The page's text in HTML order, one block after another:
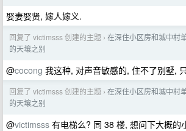
娶妻娶贤, 嫁人嫁义.
回复了 victimsss 创建的主题 › 在深住小区房和城中村
的天壤之别
@cocong 我这种, 对声音敏感的, 住不了别墅,
回复了 victimsss 创建的主题 › 在深住小区房和城中村
的天壤之别
@victimsss 有电梯么? 同 38 楼, 想问下大概的